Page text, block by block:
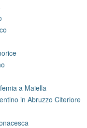
a Maiella
in Abruzzo Citeriore